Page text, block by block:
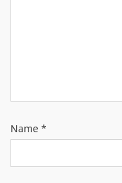
Name *